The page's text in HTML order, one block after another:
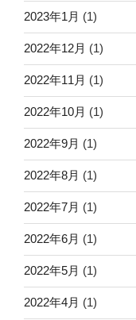
2023年1月 (1)
2022年12月 (1)
2022年11月 (1)
2022年10月 (1)
2022年9月 (1)
2022年8月 (1)
2022年7月 (1)
2022年6月 (1)
2022年5月 (1)
2022年4月 (1)